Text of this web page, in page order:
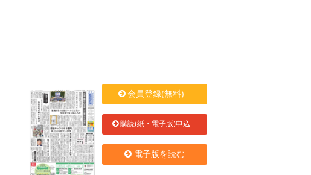
会員登録(無料)
購読(紙・電子版)申込
電子版を読む